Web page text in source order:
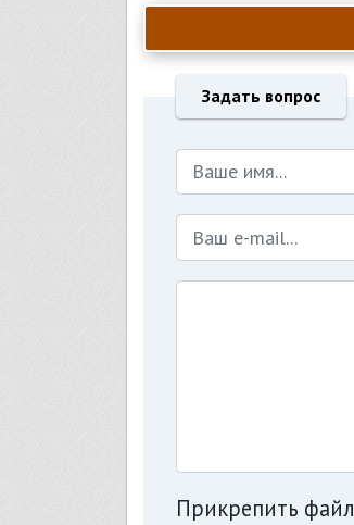
Задать вопрос
Прикрепить файл